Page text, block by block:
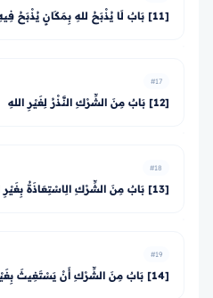
[11] بَابٌ لَا يُذْبَحُ للهِ بِمَكَانٍ يُذْبَحُ فِيهِ لِغَيْرِ اللهِ
#17
[12] بَابٌ مِنَ الشِّرْكِ النَّذْرُ لِغَيْرِ اللهِ
#18
[13] بَابٌ مِنَ الشِّرْكِ الِاسْتِعَاذَةُ بِغَيْرِ اللهِ (فيما لا يقدر عليه إلّا الله)
#19
[14] بَابٌ مِنَ الشِّرْكِ أَنْ يَسْتَغِيثَ بِغَيْرِ اللهِ أَوْ يَدْعُوَ غَيْرَهُ